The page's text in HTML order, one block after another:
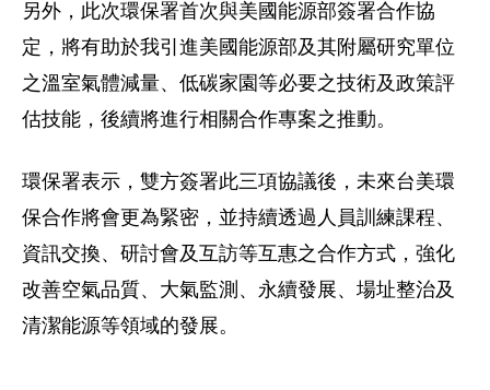
另外，此次環保署首次與美國能源部簽署合作協
定，將有助於我引進美國能源部及其附屬研究單位
之溫室氣體減量、低碳家園等必要之技術及政策評
估技能，後續將進行相關合作專案之推動。
環保署表示，雙方簽署此三項協議後，未來台美環
保合作將會更為緊密，並持續透過人員訓練課程、
資訊交換、研討會及互訪等互惠之合作方式，強化
改善空氣品質、大氣監測、永續發展、場址整治及
清潔能源等領域的發展。